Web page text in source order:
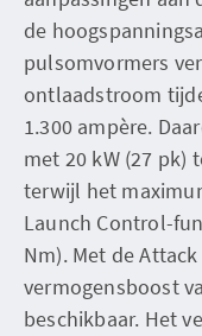
de
pulsomvormers
ontlaadstroom
1.300 ampère.
met 20 kW (27 pk)
terwijl het
Launch Control-
Nm). Met de
vermogensboost
beschikbaar. Het